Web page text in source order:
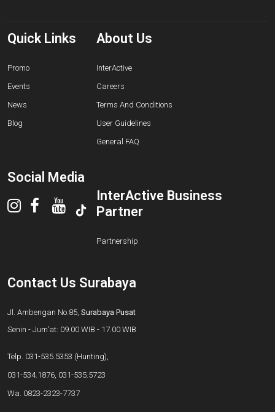
Quick Links
Promo
Events
News
Blog
Social Media
About Us
InterActive
Careers
Terms And Conditions
User Guidelines
General FAQ
InterActive Business
Partner
Partnership
Contact Us Surabaya
Jl. Ambengan No.85, Surabaya Pusat
Senin - Jum'at: 09.00 WIB - 17.00 WIB
Telp. 031-535.5353 (Hunting),
031-534.1876, 031-535.5723
Wa. 0823-2323-7737